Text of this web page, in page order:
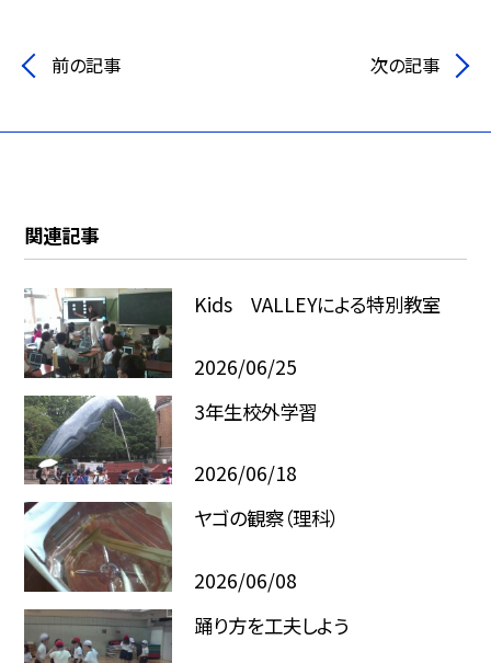
前の記事 次の記事
関連記事
Kids VALLEYによる特別教室
2026/06/25
3年生校外学習
2026/06/18
ヤゴの観察（理科）
2026/06/08
踊り方を工夫しよう